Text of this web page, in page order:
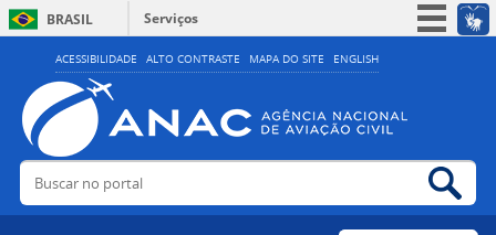
ACESSIBILIDADE ALTO CONTRASTE MAPA DO SITE ENGLISH
BRASIL
Serviços
Simplifique!
Acesso à informação
Legislação
Buscar no portal